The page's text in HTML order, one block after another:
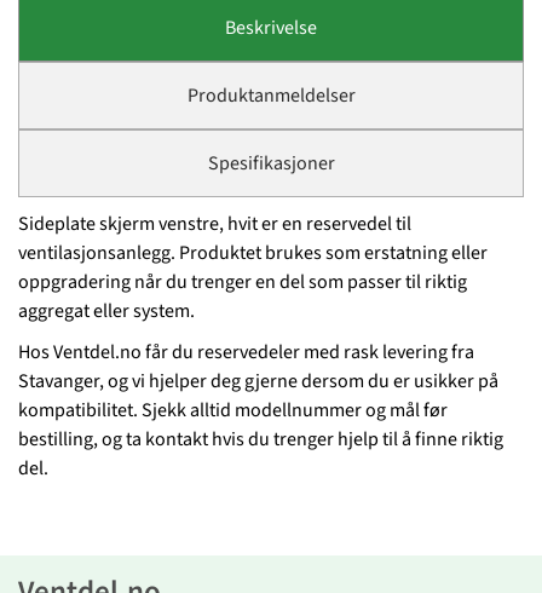
Beskrivelse
Produktanmeldelser
Spesifikasjoner
Sideplate skjerm venstre, hvit er en reservedel til
ventilasjonsanlegg. Produktet brukes som erstatning eller
oppgradering når du trenger en del som passer til riktig
aggregat eller system.
Hos Ventdel.no får du reservedeler med rask levering fra
Stavanger, og vi hjelper deg gjerne dersom du er usikker på
kompatibilitet. Sjekk alltid modellnummer og mål før
bestilling, og ta kontakt hvis du trenger hjelp til å finne riktig
del.